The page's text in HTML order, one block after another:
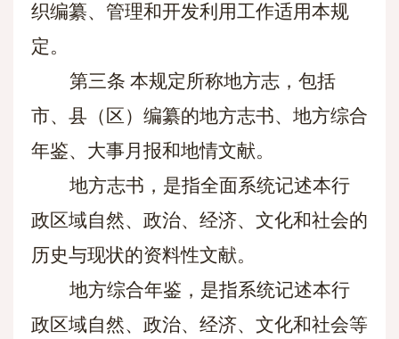
织编纂、管理和开发利用工作适用本规
定。
第三条 本规定所称地方志，包括
市、县（区）编纂的地方志书、地方综合
年鉴、大事月报和地情文献。
地方志书，是指全面系统记述本行
政区域自然、政治、经济、文化和社会的
历史与现状的资料性文献。
地方综合年鉴，是指系统记述本行
政区域自然、政治、经济、文化和社会等